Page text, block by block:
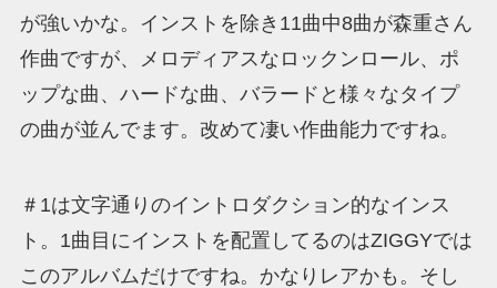
が強いかな。インストを除き11曲中8曲が森重さん
作曲ですが、メロディアスなロックンロール、ポ
ップな曲、ハードな曲、バラードと様々なタイプ
の曲が並んでます。改めて凄い作曲能力ですね。
＃1は文字通りのイントロダクション的なインス
ト。1曲目にインストを配置してるのはZIGGYでは
このアルバムだけですね。かなりレアかも。そし